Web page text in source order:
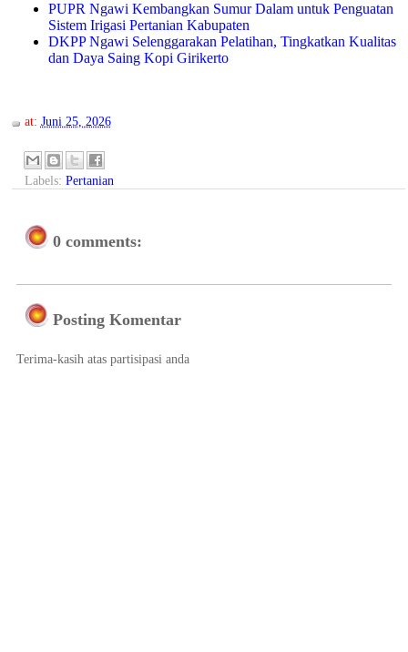
PUPR Ngawi Kembangkan Sumur Dalam untuk Penguatan
Sistem Irigasi Pertanian Kabupaten
DKPP Ngawi Selenggarakan Pelatihan, Tingkatkan Kualitas
dan Daya Saing Kopi Girikerto
at: Juni 25, 2026
Labels: Pertanian
0 comments:
Posting Komentar
Terima-kasih atas partisipasi anda